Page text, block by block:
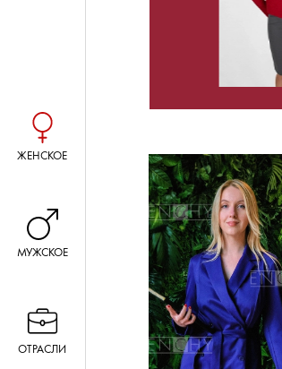
ЖЕНСКОЕ
МУЖСКОЕ
ОТРАСЛИ